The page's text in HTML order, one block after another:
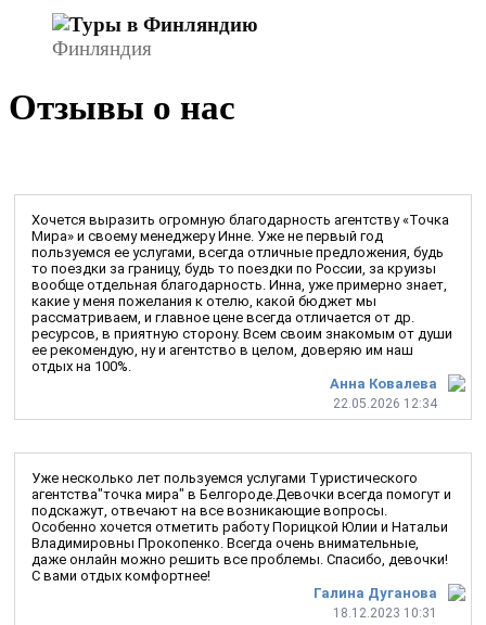
Финляндия
Отзывы о нас
Анна Ковалева
22.05.2026 12:34
Хочется выразить огромную благодарность агентству «Точка
Мира» и своему менеджеру Инне. Уже не первый год
пользуемся ее услугами, всегда отличные предложения, будь
то поездки за границу, будь то поездки по России, за круизы
вообще отдельная благодарность. Инна, уже примерно знает,
какие у меня пожелания к отелю, какой бюджет мы
рассматриваем, и главное цене всегда отличается от др.
ресурсов, в приятную сторону. Всем своим знакомым от души
ее рекомендую, ну и агентство в целом, доверяю им наш
отдых на 100%.
Галина Дуганова
18.12.2023 10:31
Уже несколько лет пользуемся услугами Туристического
агентства"точка мира" в Белгороде.Девочки всегда помогут и
подскажут, отвечают на все возникающие вопросы.
Особенно хочется отметить работу Порицкой Юлии и Натальи
Владимировны Прокопенко. Всегда очень внимательные,
даже онлайн можно решить все проблемы. Спасибо, девочки!
С вами отдых комфортнее!